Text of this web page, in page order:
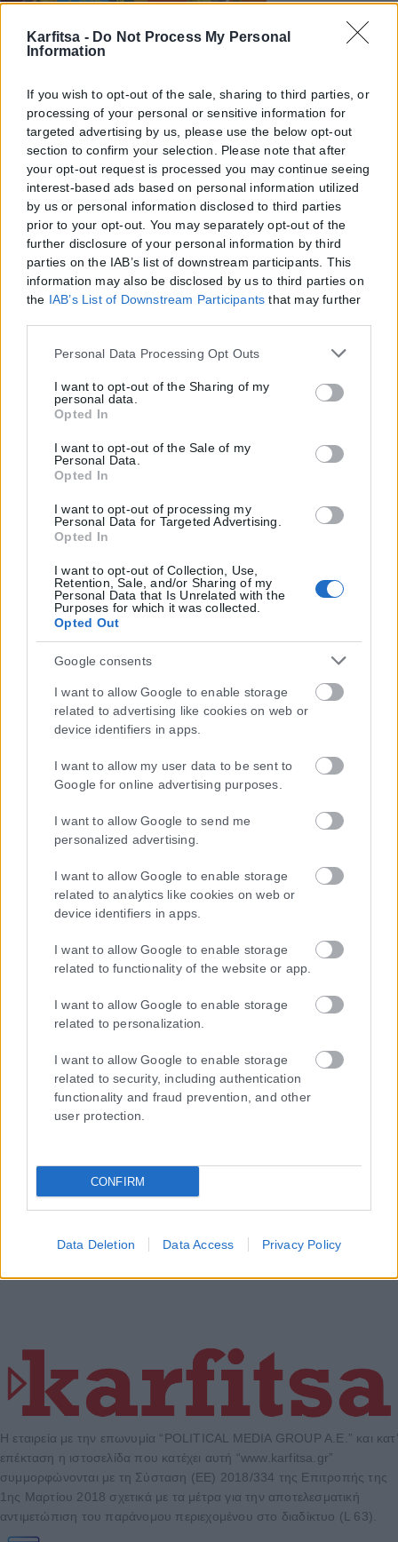
Karfitsa - Do Not Process My Personal
Information
If you wish to opt-out of the sale, sharing to third parties, or
processing of your personal or sensitive information for
targeted advertising by us, please use the below opt-out
section to confirm your selection. Please note that after
your opt-out request is processed you may continue seeing
interest-based ads based on personal information utilized
by us or personal information disclosed to third parties
prior to your opt-out. You may separately opt-out of the
further disclosure of your personal information by third
parties on the IAB’s list of downstream participants. This
information may also be disclosed by us to third parties on
the IAB’s List of Downstream Participants that may further
Please note that this website/app uses one or more Google
but not limited to your visit or usage behaviour. You may
click to grant or deny consent to Google and its third-party
tags to use your data for below specified purposes in below
Google consent section.
Personal Data Processing Opt Outs
I want to opt-out of the Sharing of my
personal data.
Opted In
I want to opt-out of the Sale of my
Personal Data.
Opted In
I want to opt-out of processing my
Personal Data for Targeted Advertising.
Opted In
I want to opt-out of Collection, Use,
Retention, Sale, and/or Sharing of my
Personal Data that Is Unrelated with the
Purposes for which it was collected.
Opted Out
Google consents
I want to allow Google to enable storage
related to advertising like cookies on web or
device identifiers in apps.
I want to allow my user data to be sent to
Google for online advertising purposes.
I want to allow Google to send me
personalized advertising.
I want to allow Google to enable storage
related to analytics like cookies on web or
device identifiers in apps.
I want to allow Google to enable storage
related to functionality of the website or app.
I want to allow Google to enable storage
related to personalization.
I want to allow Google to enable storage
related to security, including authentication
functionality and fraud prevention, and other
user protection.
CONFIRM
Data Deletion Data Access Privacy Policy
Η εταιρεία με την επωνυμία “POLITICAL MEDIA GROUP A.E.” και κατ’
επέκταση η ιστοσελίδα που κατέχει αυτή “www.karfitsa.gr”
συμμορφώνονται με τη Σύσταση (ΕΕ) 2018/334 της Επιτροπής της
1ης Μαρτίου 2018 σχετικά με τα μέτρα για την αποτελεσματική
αντιμετώπιση του παράνομου περιεχομένου στο διαδίκτυο (L 63).